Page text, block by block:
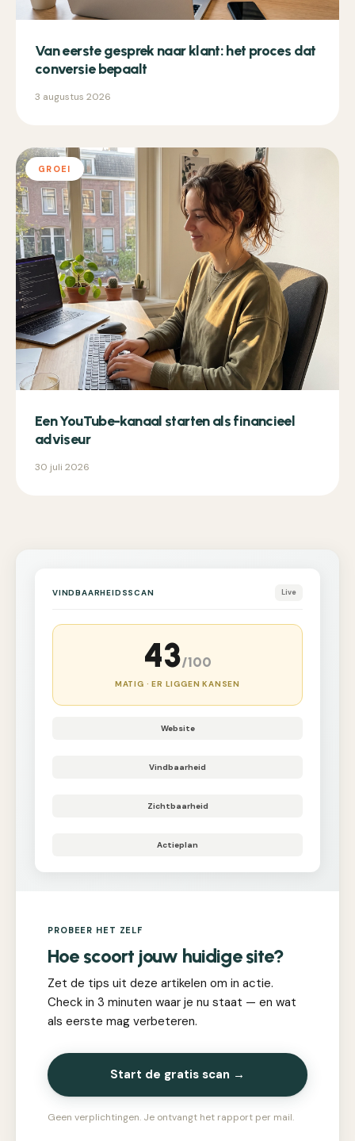
Van eerste gesprek naar klant: het proces dat
conversie bepaalt
3 augustus 2026
GROEI
Een YouTube-kanaal starten als financieel
adviseur
30 juli 2026
VINDBAARHEIDSSCAN Live
43/100
MATIG · ER LIGGEN KANSEN
Website
Vindbaarheid
Zichtbaarheid
Actieplan
PROBEER HET ZELF
Hoe scoort jouw huidige site?
Zet de tips uit deze artikelen om in actie.
Check in 3 minuten waar je nu staat — en wat
als eerste mag verbeteren.
Start de gratis scan →
Geen verplichtingen. Je ontvangt het rapport per mail.